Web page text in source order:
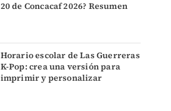
20 de Concacaf 2026? Resumen
Horario escolar de Las Guerreras
K-Pop: crea una versión para
imprimir y personalizar